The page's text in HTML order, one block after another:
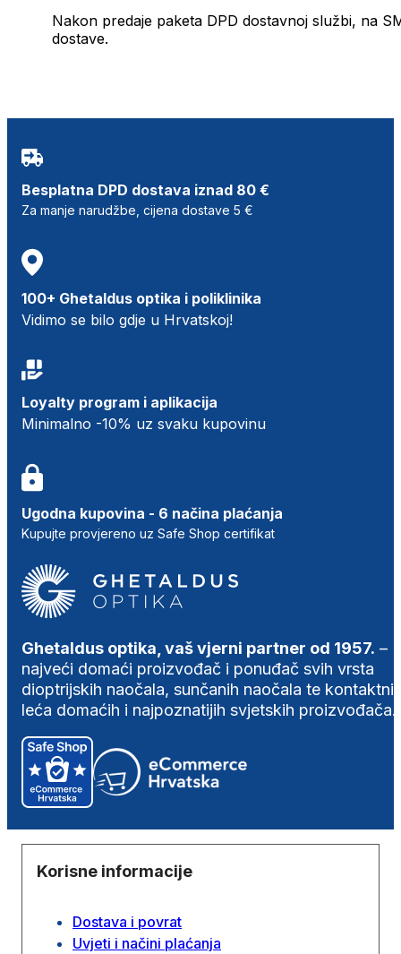
Nakon predaje paketa DPD dostavnoj službi, na
dostave.
Besplatna DPD dostava iznad 80 €
Za manje narudžbe, cijena dostave 5 €
100+ Ghetaldus optika i poliklinika
Vidimo se bilo gdje u Hrvatskoj!
Loyalty program i aplikacija
Minimalno -10% uz svaku kupovinu
Ugodna kupovina - 6 načina plaćanja
Kupujte provjereno uz Safe Shop certifikat
Ghetaldus optika, vaš vjerni partner od 1957. –
najveći domaći proizvođač i ponuđač svih vrsta
dioptrijskih naočala, sunčanih naočala te
leća domaćih i najpoznatijih svjetskih proizvođača.
Korisne informacije
Dostava i povrat
Uvjeti i načini plaćanja